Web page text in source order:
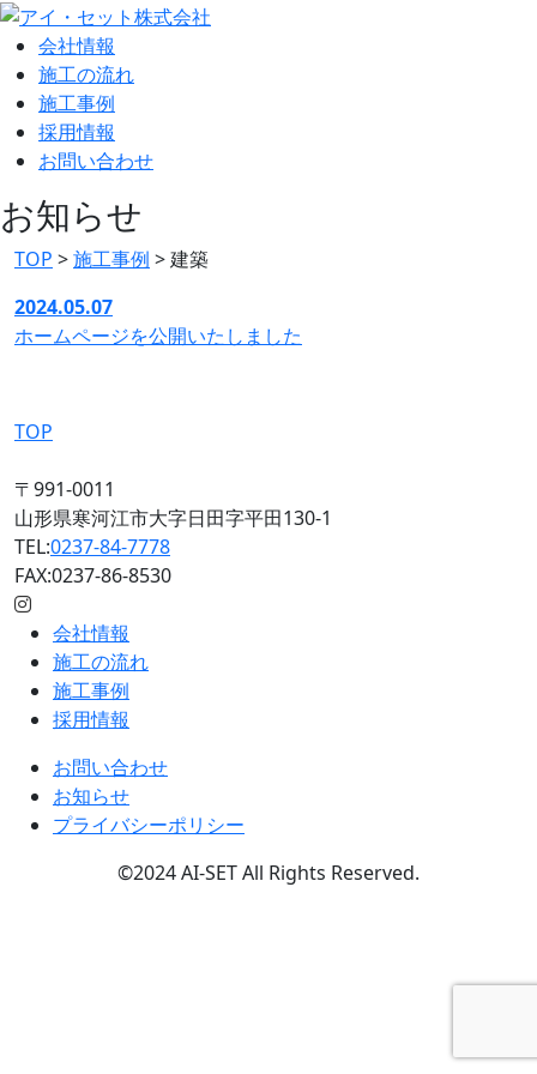
会社情報
施工の流れ
施工事例
採用情報
お問い合わせ
お知らせ
TOP >施工事例 >建築
2024.05.07
ホームページを公開いたしました
TOP
〒991-0011
山形県寒河江市大字日田字平田130-1
TEL:0237-84-7778
FAX:0237-86-8530
会社情報
施工の流れ
施工事例
採用情報
お問い合わせ
お知らせ
プライバシーポリシー
©2024 AI-SET All Rights Reserved.